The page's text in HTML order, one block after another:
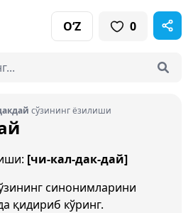
O‘Z 0
сўзининг ёзилиши
[чи-кал-дак-дай]
синонимларини
қидириб кўринг.